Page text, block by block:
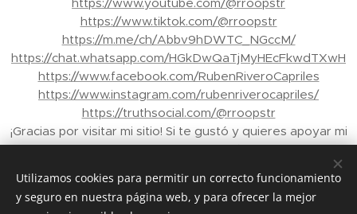
https://www.tiktok.com/@rroopstr
https://m.me/ch/Abbv9hDWTC_NGccM/
https://chat.whatsapp.com/HGkDwQaTjMyHEcFkwdTXwH
https://www.facebook.com/RubenRiveroCapriles
https://www.instagram.com/rubenriverocapriles/
https://truthsocial.com/@rroopstr
¡Gracias por visitar mi sitio! Si te gustó y quieres apoyar mi
trabajo, puedes enviar propinas a través de Binance a mi
correo electrónico: rroopstr@yahoo.com.ve - Tu apoyo
me ayuda a crear más contenido para ti. ¡Gracias de
nuevo!"
Utilizamos cookies para permitir un correcto funcionamiento
y seguro en nuestra página web, y para ofrecer la mejor